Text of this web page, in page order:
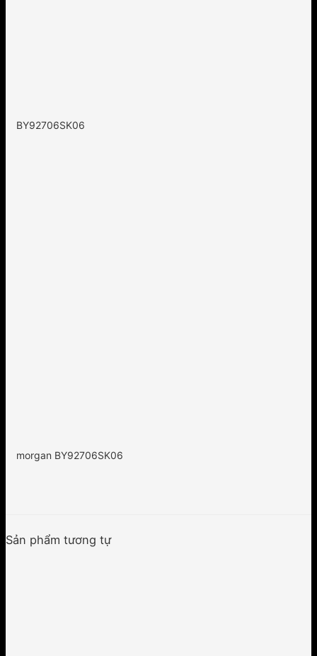
BY92706SK06
morgan BY92706SK06
Sản phẩm tương tự